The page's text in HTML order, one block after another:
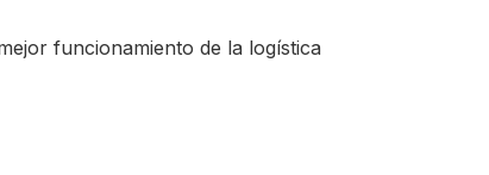
funcionamiento de la logística